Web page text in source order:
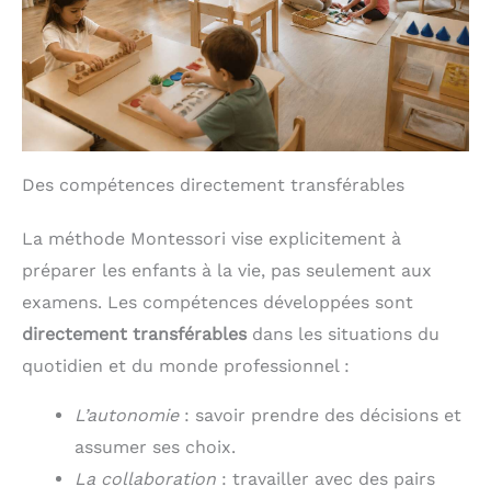
Des compétences directement transférables
La méthode Montessori vise explicitement à
préparer les enfants à la vie, pas seulement aux
examens. Les compétences développées sont
directement transférables dans les situations du
quotidien et du monde professionnel :
L’autonomie: savoir prendre des décisions et
assumer ses choix.
La collaboration : travailler avec des pairs